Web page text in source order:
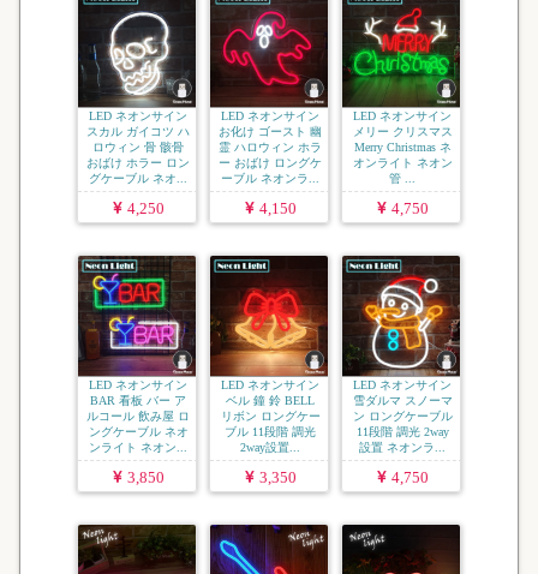
LED ネオンサイン
スカル ガイコツ ハ
ロウィン 骨 骸骨
おばけ ホラー ロン
グケーブル ネオ...
4,250
LED ネオンサイン
お化け ゴースト 幽
霊 ハロウィン ホラ
ー おばけ ロングケ
ーブル ネオンラ...
4,150
LED ネオンサイン
メリー クリスマス
Merry Christmas ネ
オンライト ネオン
管 ...
4,750
LED ネオンサイン
BAR 看板 バー ア
ルコール 飲み屋 ロ
ングケーブル ネオ
ンライト ネオン...
3,850
LED ネオンサイン
ベル 鐘 鈴 BELL
リボン ロングケー
ブル 11段階 調光
2way設置...
3,350
LED ネオンサイン
雪ダルマ スノーマ
ン ロングケーブル
11段階 調光 2way
設置 ネオンラ...
4,750